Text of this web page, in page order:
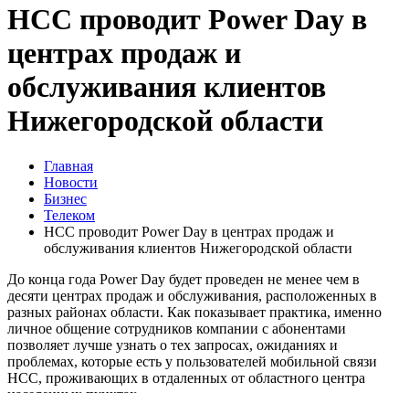
НСС проводит Power Day в
центрах продаж и
обслуживания клиентов
Нижегородской области
Главная
Новости
Бизнес
Телеком
НСС проводит Power Day в центрах продаж и
обслуживания клиентов Нижегородской области
До конца года Power Day будет проведен не менее чем в
десяти центрах продаж и обслуживания, расположенных в
разных районах области. Как показывает практика, именно
личное общение сотрудников компании с абонентами
позволяет лучше узнать о тех запросах, ожиданиях и
проблемах, которые есть у пользователей мобильной связи
НСС, проживающих в отдаленных от областного центра